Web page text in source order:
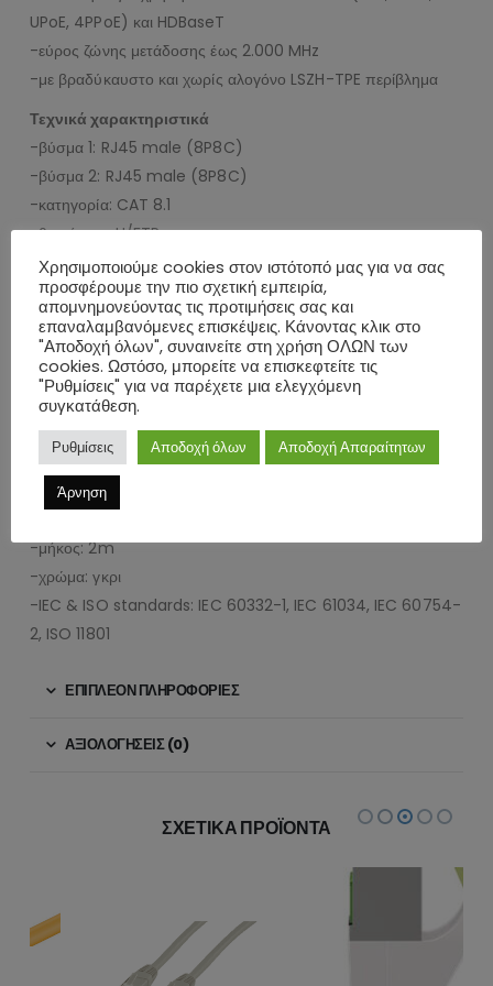
UPoE, 4PPoE) και HDBaseT
-εύρος ζώνης μετάδοσης έως 2.000 MHz
-με βραδύκαυστο και χωρίς αλογόνο LSZH-TPE περίβλημα
Τεχνικά χαρακτηριστικά
-βύσμα 1: RJ45 male (8P8C)
-βύσμα 2: RJ45 male (8P8C)
-κατηγορία: CAT 8.1
-θωράκιση: U/FTP
-contacting: EIA/TIA-568-B
-AWG: 32/7 (stranded)
-διάμετρος καλωδίου: 3.8mm
-kink protection: both sides
-latch protection: both sides
-max. bandwidth: 2000 MHz
-impedance: 100 Ω
-cable type: slim cable (super-flexible)
-υλικό εσωτερικού αγωγού: CU (copper)
-μήκος: 2m
-χρώμα: γκρι
-IEC & ISO standards: IEC 60332-1, IEC 61034, IEC 60754-
2, ISO 11801
ΕΠΙΠΛΈΟΝ ΠΛΗΡΟΦΟΡΊΕΣ
ΑΞΙΟΛΟΓΉΣΕΙΣ (0)
ΣΧΕΤΙΚΆ ΠΡΟΪΌΝΤΑ
Χρησιμοποιούμε cookies στον ιστότοπό μας για να σας
προσφέρουμε την πιο σχετική εμπειρία,
απομνημονεύοντας τις προτιμήσεις σας και
επαναλαμβανόμενες επισκέψεις. Κάνοντας κλικ στο
"Αποδοχή όλων", συναινείτε στη χρήση ΟΛΩΝ των
cookies. Ωστόσο, μπορείτε να επισκεφτείτε τις
"Ρυθμίσεις" για να παρέχετε μια ελεγχόμενη
συγκατάθεση.
Ρυθμίσεις Αποδοχή όλων Αποδοχή Απαραίτητων
Άρνηση